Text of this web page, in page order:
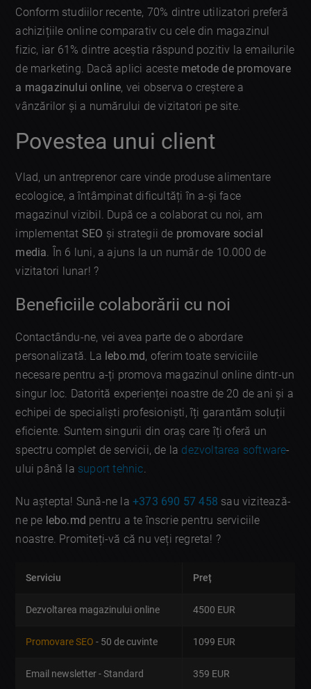
Conform studiilor recente, 70% dintre utilizatori preferă
achizițiile online comparativ cu cele din magazinul
fizic, iar 61% dintre aceștia răspund pozitiv la emailurile
de marketing. Dacă aplici aceste metode de promovare
a magazinului online, vei observa o creștere a
vânzărilor și a numărului de vizitatori pe site.
Povestea unui client
Vlad, un antreprenor care vinde produse alimentare
ecologice, a întâmpinat dificultăți în a-și face
magazinul vizibil. După ce a colaborat cu noi, am
implementat SEO și strategii de promovare social
media. În 6 luni, a ajuns la un număr de 10.000 de
vizitatori lunar! ?
Beneficiile colaborării cu noi
Contactându-ne, vei avea parte de o abordare
personalizată. La lebo.md, oferim toate serviciile
necesare pentru a-ți promova magazinul online dintr-un
singur loc. Datorită experienței noastre de 20 de ani și a
echipei de specialiști profesioniști, îți garantăm soluții
eficiente. Suntem singurii din oraș care îți oferă un
spectru complet de servicii, de la dezvoltarea software-
ului până la suport tehnic
Nu aștepta! Sună-ne la+373 690 57 458 sau vizitează-
ne pe lebo.md pentru a te înscrie pentru serviciile
noastre. Promiteți-vă că nu veți regreta! ?
Serviciu Preț
Dezvoltarea magazinului online 4500 EUR
Promovare SEO - 50 de cuvinte 1099 EUR
Email newsletter - Standard 359 EUR